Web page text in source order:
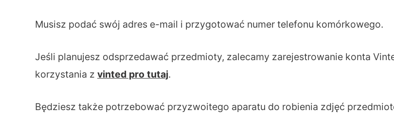
Musisz podać swój adres e-mail i przygotować numer telefonu komórkowego.
Jeśli planujesz odsprzedawać przedmioty, zalecamy zarejestrowanie konta
korzystania z vinted pro tutaj.
Będziesz także potrzebować przyzwoitego aparatu do robienia zdjęć